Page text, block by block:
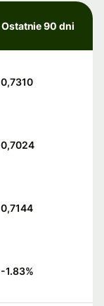
Ostatnie 90 dni
0,7310
0,7024
0,7144
-1.83%